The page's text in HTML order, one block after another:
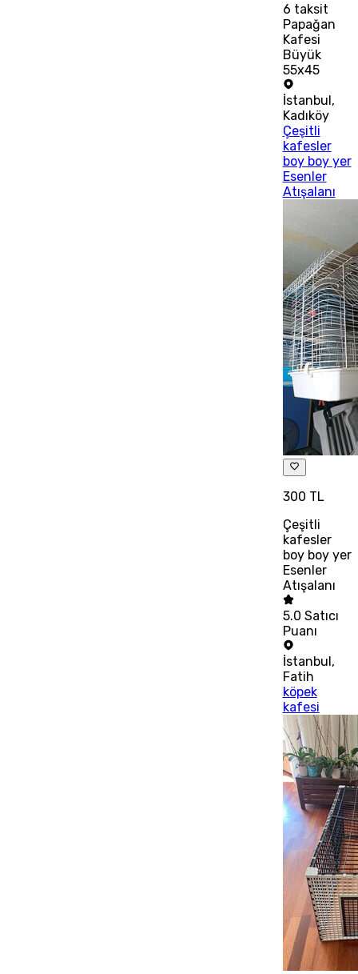
6 taksit
Papağan
Kafesi
Büyük
55x45
İstanbul,
Kadıköy
Çeşitli
kafesler
boy boy yer
Esenler
Atışalanı
300 TL
Çeşitli
kafesler
boy boy yer
Esenler
Atışalanı
5.0 Satıcı
Puanı
İstanbul,
Fatih
köpek
kafesi